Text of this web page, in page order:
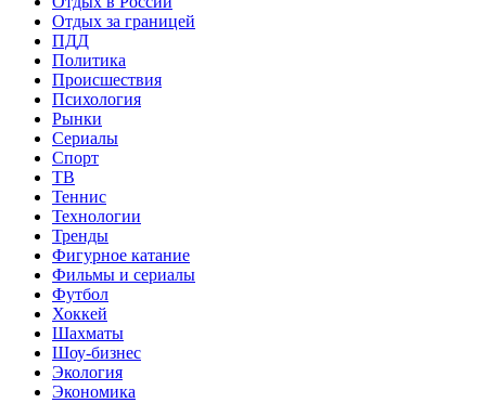
Отдых за границей
ПДД
Политика
Происшествия
Психология
Рынки
Сериалы
Спорт
ТВ
Теннис
Технологии
Тренды
Фигурное катание
Фильмы и сериалы
Футбол
Хоккей
Шахматы
Шоу-бизнес
Экология
Экономика